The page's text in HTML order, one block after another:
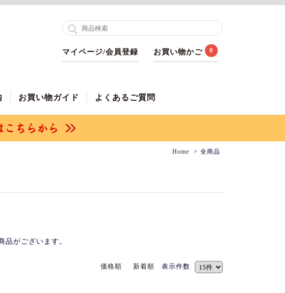
マイページ/会員登録 お買い物かご 0
お買い物ガイド よくあるご質問
Home 全商品
品がございます。
価格順 新着順 表示件数